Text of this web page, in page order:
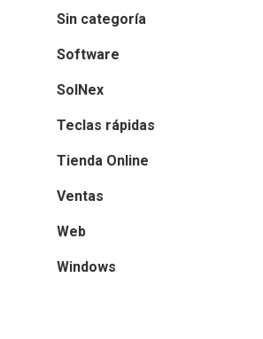
Sin categoría
Software
SolNex
Teclas rápidas
Tienda Online
Ventas
Web
Windows